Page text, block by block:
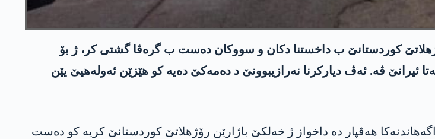
کوردستانێ ب داخستنا دکان و سووکان دەست ب گرەڤا گشتی کر، ژ بۆ
ئیرانێ ڤە. ئەڤ دیارکرنا نەرازیبوونێ د دەمەکێ دەیە کو ھێزێن ئەولەھیێ یێن
ھەڤپار دە داخواز ژ خەلکێ باژارێن رۆژھلاتێ کوردستانێ کریە کو دەست